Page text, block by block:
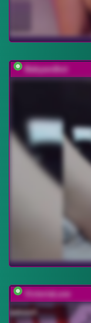
Babyandkot
VictoriaLuxe